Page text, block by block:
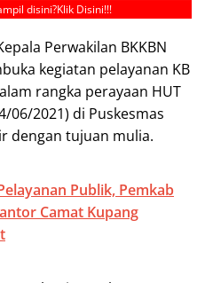
disini?Klik Disini!!!
Perwakilan BKKBN
kegiatan pelayanan KB
rangka perayaan HUT
06/2021) di Puskesmas
dengan tujuan mulia.
Publik, Pemkab
Camat Kupang